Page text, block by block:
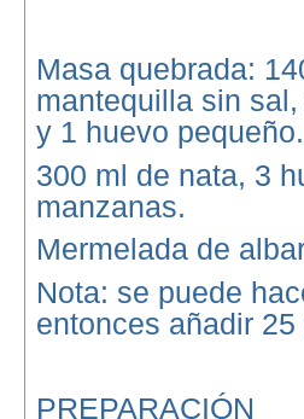
Masa quebrada:
mantequilla sin
y 1 huevo pequeño.
300 ml de nata, 3
manzanas.
Mermelada de
Nota: se puede
entonces añadir
PREPARACIÓN